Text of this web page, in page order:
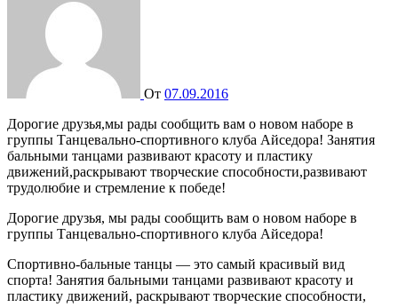
От 07.09.2016
Дорогие друзья,мы рады сообщить вам о новом наборе в
группы Танцевально-спортивного клуба Айседора! Занятия
бальными танцами развивают красоту и пластику
движений,раскрывают творческие способности,развивают
трудолюбие и стремление к победе!
Дорогие друзья, мы рады сообщить вам о новом наборе в
группы Танцевально-спортивного клуба Айседора!
Спортивно-бальные танцы — это самый красивый вид
спорта! Занятия бальными танцами развивают красоту и
пластику движений, раскрывают творческие способности,